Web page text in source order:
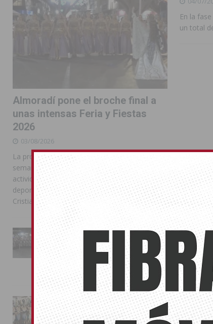
En la
un total
Almoradí pone el broche final a
unas intensas Feria y Fiestas
2026
03/08/2026
La programación reunió durante más de una
semana actos institucionales, conciertos,
actividades familiares, competiciones
deportivas y las celebraciones de Moros y
Cristianos
La Entrada Cristiana llena de
esplendor las calles de
Almoradí en una multitudinaria
jornada festera
02/08/2026
La magia de la Entrada Mora
conquista las calles de
Almoradí